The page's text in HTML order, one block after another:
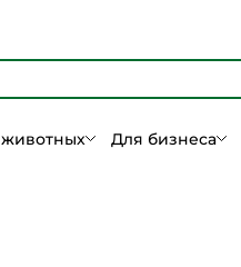
Для бизнеса